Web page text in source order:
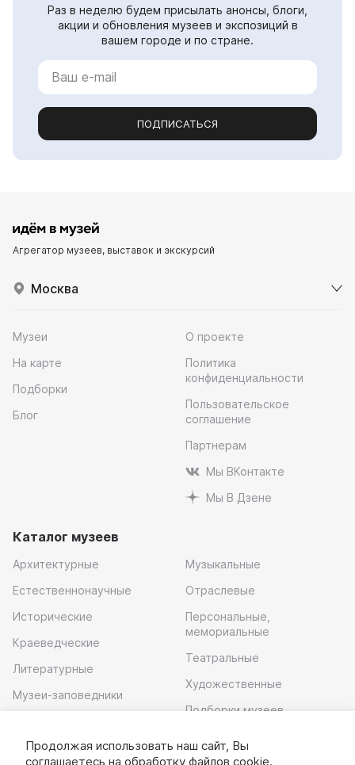
Раз в неделю будем присылать анонсы, блоги,
акции и обновления музеев и экспозиций в
вашем городе и по стране.
ПОДПИСАТЬСЯ
Агрегатор музеев, выставок и экскурсий
Москва
Музеи
На карте
Подборки
Блог
О проекте
Политика
конфиденциальности
Пользовательское
соглашение
Партнерам
Мы ВКонтакте
Мы В Дзене
Каталог музеев
Архитектурные
Естественнонаучные
Исторические
Краеведческие
Литературные
Музеи-заповедники
Музыкальные
Отраслевые
Персональные,
мемориальные
Театральные
Художественные
Подборки музеев
Продолжая использовать наш сайт, Вы
соглашаетесь на обработку файлов cookie.